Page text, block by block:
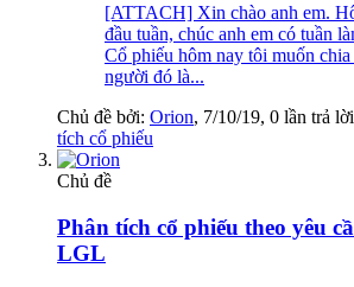
[ATTACH] Xin chào anh em.
đầu tuần, chúc anh em có tuần
Cổ phiếu hôm nay tôi muốn
người đó là...
Chủ đề bởi: Orion, 7/10/19, 0 lần trả
tích cổ phiếu
Chủ đề
Phân tích cổ phiếu theo yêu
LGL